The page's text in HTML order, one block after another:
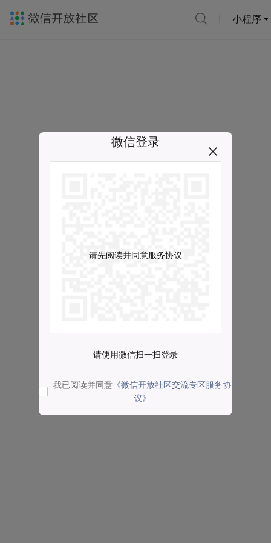
小程序
微信登录
请先阅读并同意服务协议
请使用微信扫一扫登录
我已阅读并同意 《微信开放社区交流专区服务协
议》